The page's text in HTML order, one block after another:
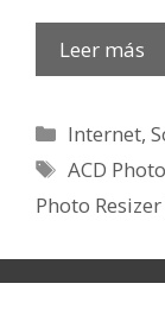
Leer más
Internet,
Etiquetas
ACD
Photo